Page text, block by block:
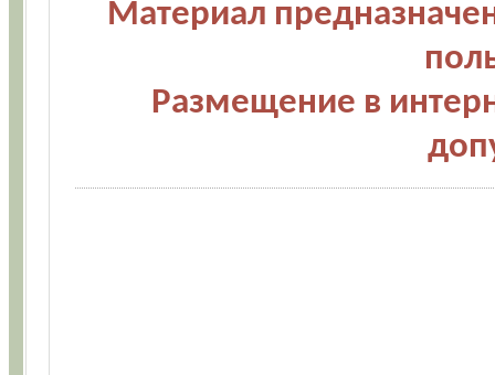
Материал
Размещение в